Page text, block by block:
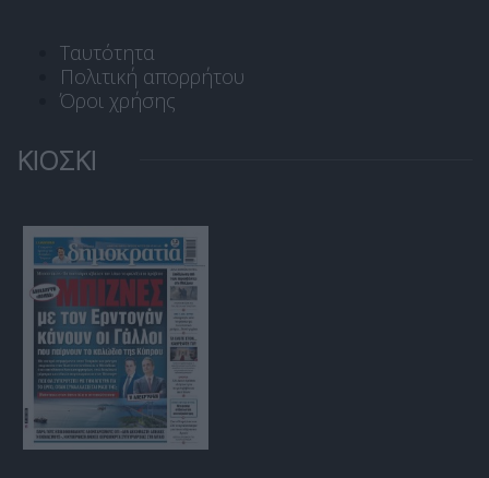
Ταυτότητα
Πολιτική απορρήτου
Όροι χρήσης
ΚΙΟΣΚΙ